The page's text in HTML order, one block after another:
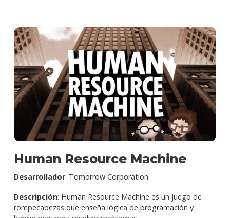
Human Resource Machine
Desarrollador: Tomorrow Corporation
Descripción: Human Resource Machine es un juego de
rompecabezas que enseña lógica de programación y